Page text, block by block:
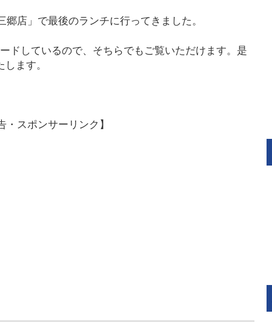
店」で最後のランチに行ってきました。
ドしているので、そちらでもご覧いただけます。是
ます。
・スポンサーリンク】